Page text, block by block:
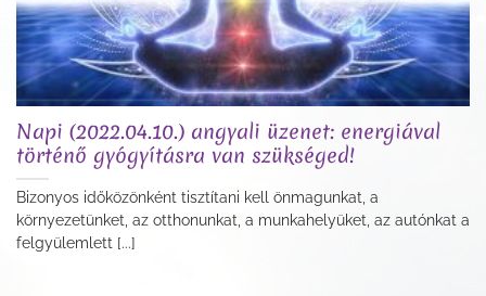
Napi (2022.04.10.) angyali üzenet: energiával
történő gyógyításra van szükséged!
Bizonyos időközönként tisztítani kell önmagunkat, a
környezetünket, az otthonunkat, a munkahelyüket, az autónkat a
felgyülemlett [...]